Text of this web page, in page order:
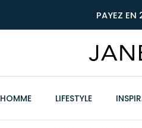
PAYEZ
HOMME LIFESTYLE